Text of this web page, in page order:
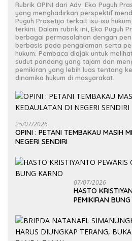
Rubrik OPINI dari Adv. Eko Puguh
yang menghadirkan perspektif
Puguh Prasetijo terkait isu-isu
terkini. Dalam rubrik ini, Eko Puguh
berbagai permasalahan dengan
berbasis pada pengalaman serta
hukum. Pembaca diajak untuk
sudut pandang yang tajam dan
pemikiran yang lebih luas tentang
dinamika hukum di masyarakat.
25/07/2026
OPINI : PETANI TEMBAKAU MASIH
NEGERI SENDIRI
07/07/2026
HASTO
PEMIKIRAN